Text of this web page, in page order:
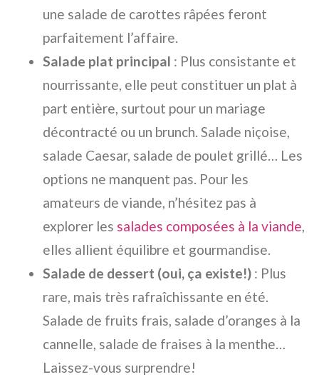
une salade de carottes râpées feront
parfaitement l’affaire.
Salade plat principal : Plus consistante et
nourrissante, elle peut constituer un plat à
part entière, surtout pour un mariage
décontracté ou un brunch. Salade niçoise,
salade Caesar, salade de poulet grillé… Les
options ne manquent pas. Pour les
amateurs de viande, n’hésitez pas à
explorer les salades composées à la viande,
elles allient équilibre et gourmandise.
Salade de dessert (oui, ça existe!) : Plus
rare, mais très rafraîchissante en été.
Salade de fruits frais, salade d’oranges à la
cannelle, salade de fraises à la menthe…
Laissez-vous surprendre!